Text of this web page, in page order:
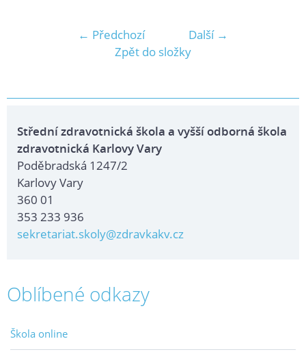
← Předchozí
Další →
Zpět do složky
Střední zdravotnická škola a vyšší odborná škola
zdravotnická Karlovy Vary
Poděbradská 1247/2
Karlovy Vary
360 01
353 233 936
sekretariat.skoly@zdravkakv.cz
Oblíbené odkazy
Škola online